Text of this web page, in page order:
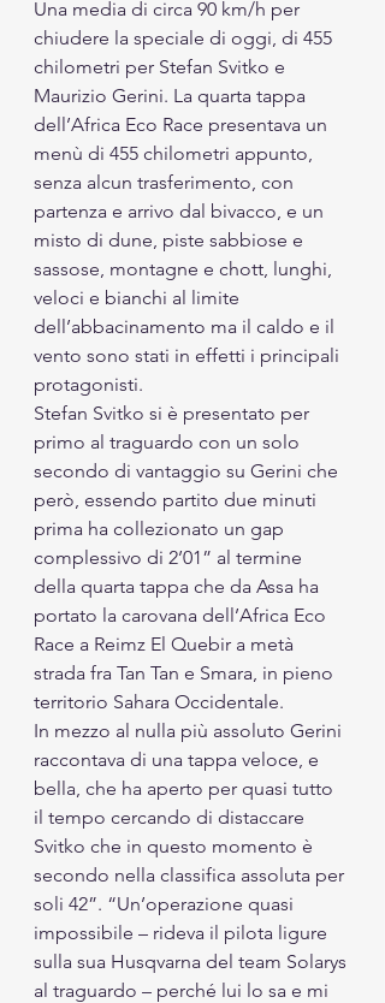
Una media di circa 90 km/h per
chiudere la speciale di oggi, di 455
chilometri per Stefan Svitko e
Maurizio Gerini. La quarta tappa
dell’Africa Eco Race presentava un
menù di 455 chilometri appunto,
senza alcun trasferimento, con
partenza e arrivo dal bivacco, e un
misto di dune, piste sabbiose e
sassose, montagne e chott, lunghi,
veloci e bianchi al limite
dell’abbacinamento ma il caldo e il
vento sono stati in effetti i principali
protagonisti.
Stefan Svitko si è presentato per
primo al traguardo con un solo
secondo di vantaggio su Gerini che
però, essendo partito due minuti
prima ha collezionato un gap
complessivo di 2’01” al termine
della quarta tappa che da Assa ha
portato la carovana dell’Africa Eco
Race a Reimz El Quebir a metà
strada fra Tan Tan e Smara, in pieno
territorio Sahara Occidentale.
In mezzo al nulla più assoluto Gerini
raccontava di una tappa veloce, e
bella, che ha aperto per quasi tutto
il tempo cercando di distaccare
Svitko che in questo momento è
secondo nella classifica assoluta per
soli 42”. “Un’operazione quasi
impossibile – rideva il pilota ligure
sulla sua Husqvarna del team Solarys
al traguardo – perché lui lo sa e mi